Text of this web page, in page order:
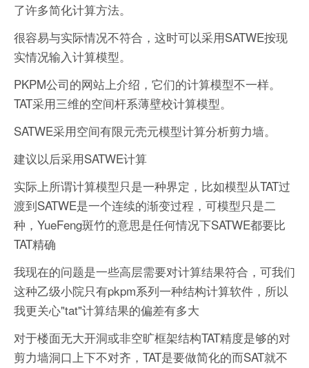
了许多简化计算方法。
很容易与实际情况不符合，这时可以采用SATWE按现
实情况输入计算模型。
PKPM公司的网站上介绍，它们的计算模型不一样。
TAT采用三维的空间杆系薄壁校计算模型。
SATWE采用空间有限元壳元模型计算分析剪力墙。
建议以后采用SATWE计算
实际上所谓计算模型只是一种界定，比如模型从TAT过
渡到SATWE是一个连续的渐变过程，可模型只是二
种，YueFeng斑竹的意思是任何情况下SATWE都要比
TAT精确
我现在的问题是一些高层需要对计算结果符合，可我们
这种乙级小院只有pkpm系列一种结构计算软件，所以
我更关心"tat"计算结果的偏差有多大
对于楼面无大开洞或非空旷框架结构TAT精度是够的对
剪力墙洞口上下不对齐，TAT是要做简化的而SAT就不